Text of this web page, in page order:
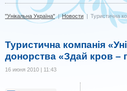
"Унікальна Україна" | Новости | Туристична
Туристична компанія
донорства «Здай кров –
16 июня 2010 | 11:43